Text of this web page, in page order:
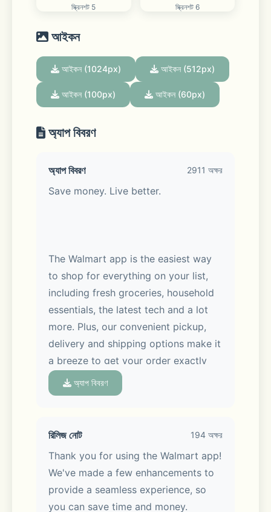
স্ক্রিনশট 5 স্ক্রিনশট 6
আইকন
আইকন (1024px) আইকন (512px)
আইকন (100px) আইকন (60px)
অ্যাপ বিবরণ
অ্যাপ বিবরণ 2911 অক্ষর
Save money. Live better.
The Walmart app is the easiest way
to shop for everything on your list,
including fresh groceries, household
essentials, the latest tech and a lot
more. Plus, our convenient pickup,
delivery and shipping options make it
a breeze to get your order exactly
when you want it, whether you’re
shopping in-store or on the go.
Meet Sparky, your AI assistant:
Sparky makes it easy. Ask Sparky!
অ্যাপ বিবরণ
রিলিজ নোট 194 অক্ষর
Thank you for using the Walmart app!
We've made a few enhancements to
provide a seamless experience, so
you can save time and money.